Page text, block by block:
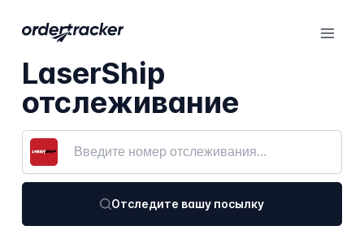
LaserShip
отслеживание
Отследите вашу посылку